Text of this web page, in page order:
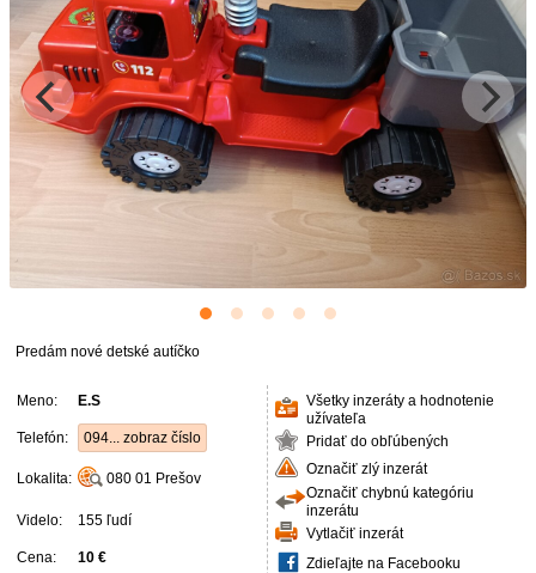
Predám nové detské autíčko
Meno: E.S
Telefón: 094... zobraz číslo
Lokalita: 080 01 Prešov
Videlo: 155 ľudí
Cena: 10 €
Všetky inzeráty a hodnotenie
užívateľa
Pridať do obľúbených
Označiť zlý inzerát
Označiť chybnú kategóriu
inzerátu
Vytlačiť inzerát
Zdieľajte na Facebooku